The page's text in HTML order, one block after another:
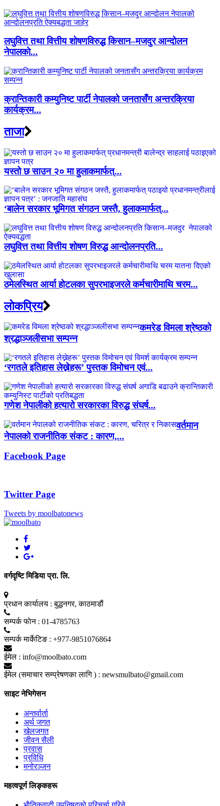
लघुवित्त तथा वित्तीय शोषणविरुद्ध किसान–मजदुर आन्दोलन
नेपालको...
क्रान्तिकारी कम्युनिष्ट पार्टी नेपालको जनतासँग अन्तरक्रिया
कार्यक्रम...
ताजा
यस्तो छ साउन २० मा हुलाकमार्फत्...
‘बालेन सरकार भूमिगत संगठन जस्तै, हुलाकमार्फत्...
लघुवित्त तथा वित्तीय शोषण विरुद्ध आन्दोलनप्रति...
ठमेलस्थित आर्या होटलका सुपरभाइजरले कर्मचारीमाथि चरम...
लाेकप्रिय
कमरेड विमला श्रेष्ठको
श्रद्धाञ्जलीसभा सम्पन्न
‘रगतले इतिहास लेख्नेहरू’ पुस्तक विमोचन एवं...
गणेश नेपालीको हत्यारो सरकारका विरुद्ध संघर्ष...
वर्तमान
नेपालको राजनीतिक संकट : कारण,...
Facebook Page
Twitter Page
Tweets by moolbatonews
वर्गदृष्टि मिडिया प्रा. लि.
प्रधान कार्यालय : बुद्धनगर, काठमाडाैं
सम्पर्क फाेन : 01-4785763
सम्पर्क मार्केटिङ : +977-9851076864
ईमेल : info@moolbato.com
ईमेल (समाचार सम्प्रेषणका लागि ) : newsmulbato@gmail.com
साइट नेभिगेसन
अन्तर्वार्ता
अर्थ जगत
खेलजगत
जीवन सैली
प्रवास
प्रविधि
मनोरञ्जन
महत्वपूर्ण लिङ्कहरू